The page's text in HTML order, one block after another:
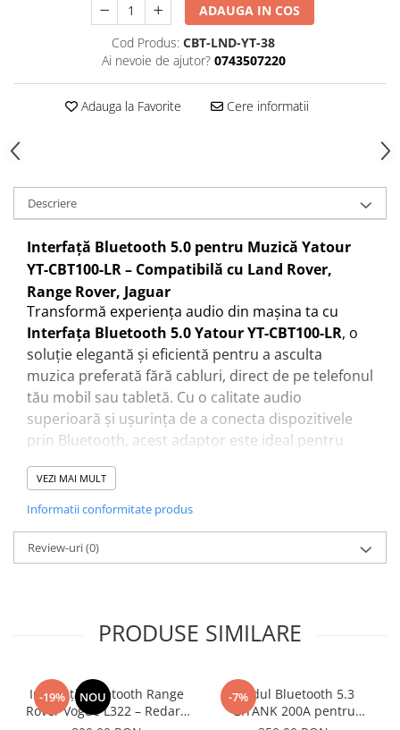
ADAUGA IN COS
Cod Produs: CBT-LND-YT-38
Ai nevoie de ajutor? 0743507220
Adauga la Favorite Cere informatii
Descriere
Interfață Bluetooth 5.0 pentru Muzică Yatour
YT-CBT100-LR – Compatibilă cu Land Rover,
Range Rover, Jaguar
Transformă experiența audio din mașina ta cu
Interfața Bluetooth 5.0 Yatour YT-CBT100-LR, o
soluție elegantă și eficientă pentru a asculta
muzica preferată fără cabluri, direct de pe telefonul
tău mobil sau tabletă. Cu o calitate audio
superioară și ușurința de a conecta dispozitivele
prin Bluetooth, acest adaptor este ideal pentru
vehiculele compatibile.
Caracteristici principale
Conectivitate Bluetooth 5.0 – Viteză și
oferindu-ți o experiență de ascultare impecabilă
telefonul mobil sau tabletă direct în sistemul audio
al mașinii tale.
VEZI MAI MULT
Informatii conformitate produs
Review-uri(0)
PRODUSE SIMILARE
-19% NOU
Interfață Bluetooth Range
Rover Vogue L322 – Redare
-7%
Modul Bluetooth 5.3
GITANK 200A pentru